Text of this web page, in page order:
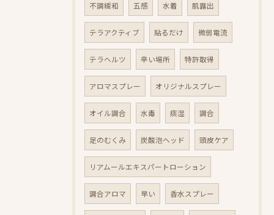
不調緩和 五感 水着 肌露出
テラアクティブ 貼るだけ 微弱電流
テラヘルツ 辛い場所 特許取得
アロマスプレー オリジナルスプレー
オイル調合 水毒 痰湿 調合
足のむくみ 炭酸泡ヘッド 頭皮ケア
リアムールエキスパートローション
調合アロマ 早い 香水スプレー